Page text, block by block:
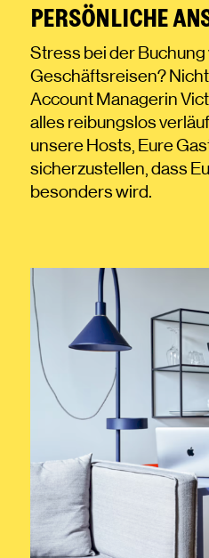
PERSÖNLICHE
Stress bei der Buchung
Geschäftsreisen?
Account Managerin
alles reibungslos
unsere Hosts, Eure
sicherzustellen, dass
besonders wird.